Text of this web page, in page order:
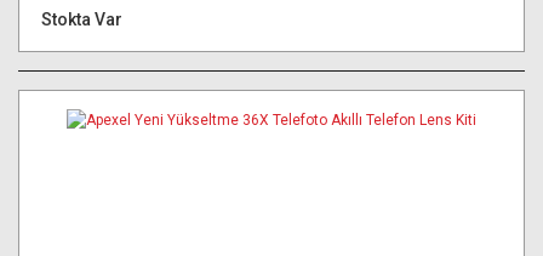
Stokta Var